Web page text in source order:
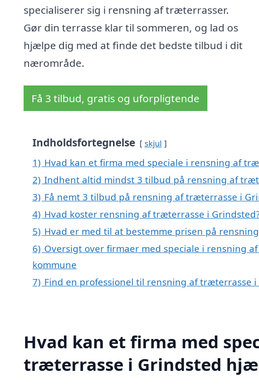
specialiserer sig i rensning af træterrasser.
Gør din terrasse klar til sommeren, og lad os
hjælpe dig med at finde det bedste tilbud i dit
nærområde.
Få 3 tilbud, gratis og uforpligtende
Indholdsfortegnelse skjul
1) Hvad kan et firma med speciale i rensning af
2) Indhent altid mindst 3 tilbud på rensning af
3) Få nemt 3 tilbud på rensning af træterrasse i
4) Hvad koster rensning af træterrasse i
5) Hvad er med til at bestemme prisen på
6) Oversigt over firmaer med speciale i rensning
kommune
7) Find en professionel til rensning af træterrasse
Hvad kan et firma med
træterrasse i Grindsted